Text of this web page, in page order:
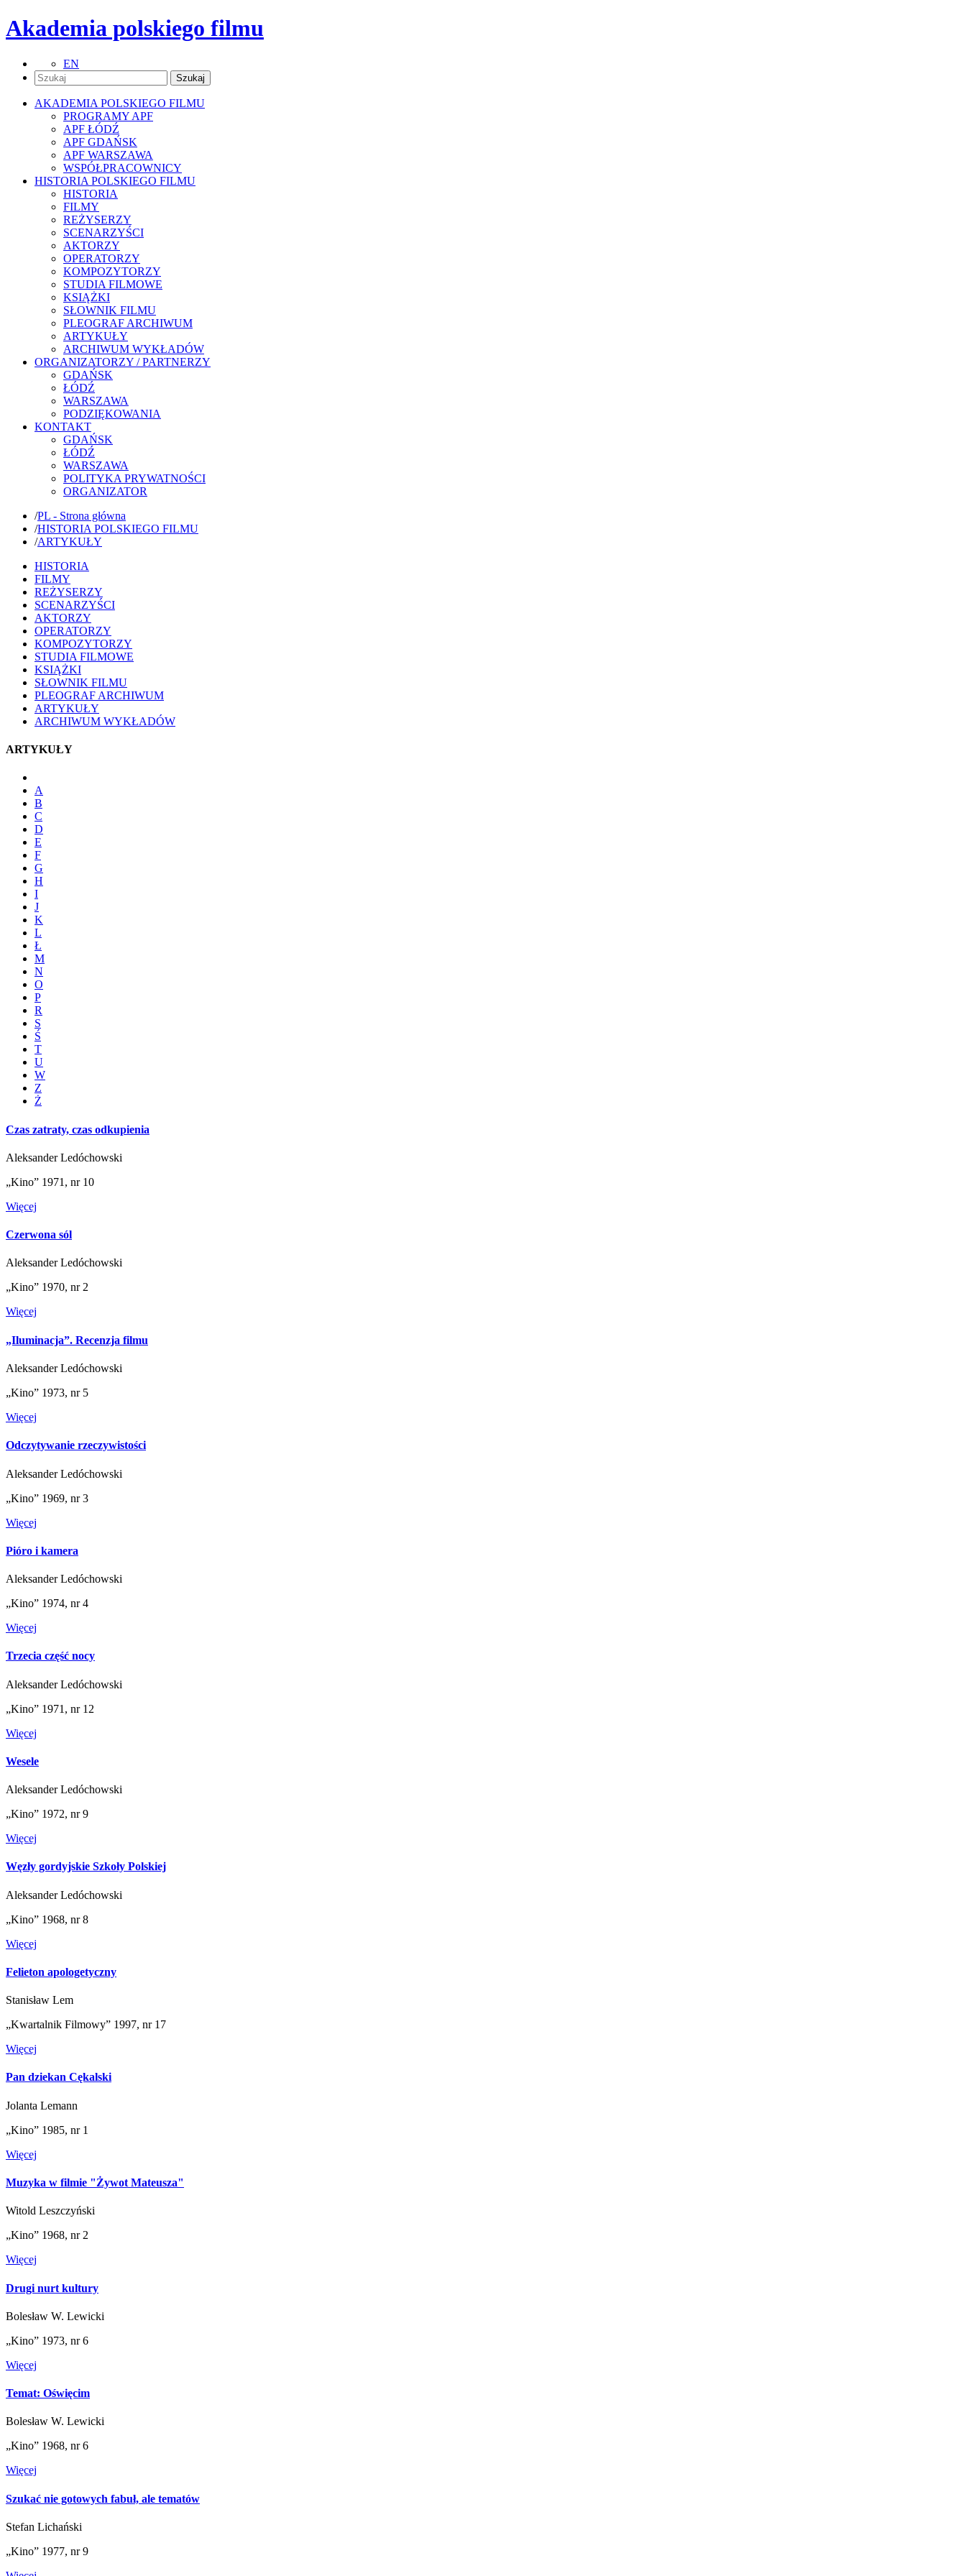
Akademia polskiego filmu
EN
AKADEMIA POLSKIEGO FILMU
PROGRAMY APF
APF ŁÓDŹ
APF GDAŃSK
APF WARSZAWA
WSPÓŁPRACOWNICY
HISTORIA POLSKIEGO FILMU
HISTORIA
FILMY
REŻYSERZY
SCENARZYŚCI
AKTORZY
OPERATORZY
KOMPOZYTORZY
STUDIA FILMOWE
KSIĄŻKI
SŁOWNIK FILMU
PLEOGRAF ARCHIWUM
ARTYKUŁY
ARCHIWUM WYKŁADÓW
ORGANIZATORZY / PARTNERZY
GDAŃSK
ŁÓDŹ
WARSZAWA
PODZIĘKOWANIA
KONTAKT
GDAŃSK
ŁÓDŹ
WARSZAWA
POLITYKA PRYWATNOŚCI
ORGANIZATOR
/PL - Strona główna
/HISTORIA POLSKIEGO FILMU
/ARTYKUŁY
HISTORIA
FILMY
REŻYSERZY
SCENARZYŚCI
AKTORZY
OPERATORZY
KOMPOZYTORZY
STUDIA FILMOWE
KSIĄŻKI
SŁOWNIK FILMU
PLEOGRAF ARCHIWUM
ARTYKUŁY
ARCHIWUM WYKŁADÓW
ARTYKUŁY
A
B
C
D
E
F
G
H
I
J
K
L
Ł
M
N
O
P
R
S
Ś
T
U
W
Z
Ż
Czas zatraty, czas odkupienia
Aleksander Ledóchowski
„Kino” 1971, nr 10
Więcej
Czerwona sól
Aleksander Ledóchowski
„Kino” 1970, nr 2
Więcej
„Iluminacja”. Recenzja filmu
Aleksander Ledóchowski
„Kino” 1973, nr 5
Więcej
Odczytywanie rzeczywistości
Aleksander Ledóchowski
„Kino” 1969, nr 3
Więcej
Pióro i kamera
Aleksander Ledóchowski
„Kino” 1974, nr 4
Więcej
Trzecia część nocy
Aleksander Ledóchowski
„Kino” 1971, nr 12
Więcej
Wesele
Aleksander Ledóchowski
„Kino” 1972, nr 9
Więcej
Węzły gordyjskie Szkoły Polskiej
Aleksander Ledóchowski
„Kino” 1968, nr 8
Więcej
Felieton apologetyczny
Stanisław Lem
„Kwartalnik Filmowy” 1997, nr 17
Więcej
Pan dziekan Cękalski
Jolanta Lemann
„Kino” 1985, nr 1
Więcej
Muzyka w filmie "Żywot Mateusza"
Witold Leszczyński
„Kino” 1968, nr 2
Więcej
Drugi nurt kultury
Bolesław W. Lewicki
„Kino” 1973, nr 6
Więcej
Temat: Oświęcim
Bolesław W. Lewicki
„Kino” 1968, nr 6
Więcej
Szukać nie gotowych fabuł, ale tematów
Stefan Lichański
„Kino” 1977, nr 9